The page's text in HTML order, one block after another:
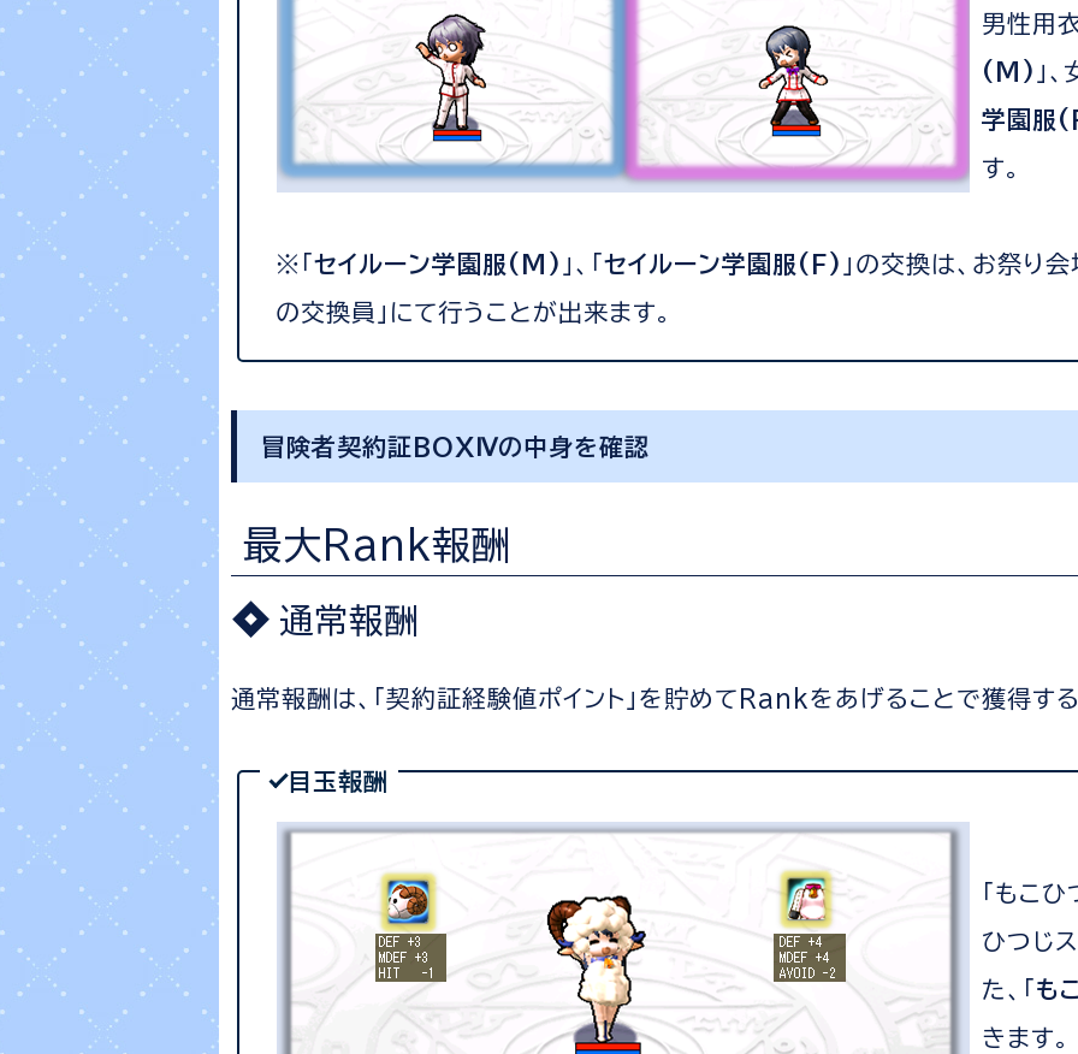
男性用
(M) 」
学園服
す。
※「 セイルーン学園服(M) 」、「 セイルーン学園服(F) 」の交換は、お祭り
の交換員」にて行うことが出来ます。
冒険者契約証BOXⅣの中身を確認
最大Rank報酬
通常報酬
通常報酬は、「契約証経験値ポイント」を貯めてRankをあげることで獲得す
目玉報酬
「もこ
ひつじ
た、「 も
きます。